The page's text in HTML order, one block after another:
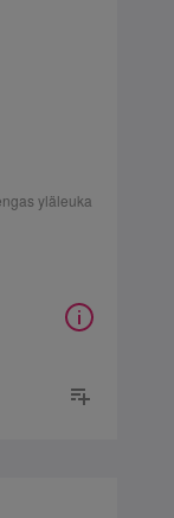
yläleuka